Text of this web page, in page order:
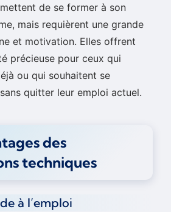
de se former à son
mais requièrent une grande
et motivation. Elles offrent
précieuse pour ceux qui
ou qui souhaitent se
quitter leur emploi actuel.
des
techniques
à l’emploi